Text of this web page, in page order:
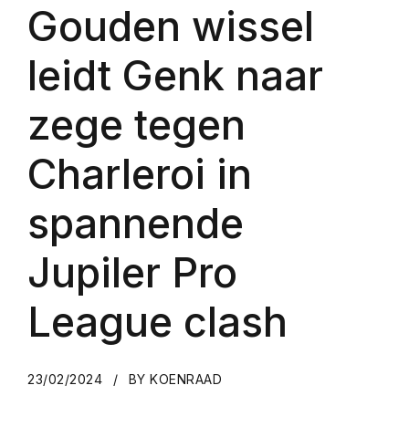
Gouden wissel
leidt Genk naar
zege tegen
Charleroi in
spannende
Jupiler Pro
League clash
23/02/2024 BY KOENRAAD